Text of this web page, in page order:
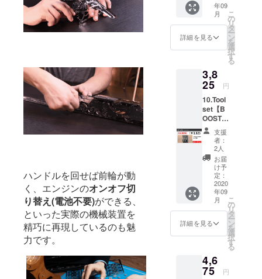
ハンドルを回せば前輪が動
く、エンジンのオンオフ切
り替え(電池不要)ができる、
といった実際の機械装置を
精巧に再現しているのも魅
力です。
そのような
人生を送る
人を増やし
う強い想い
から、この
社名は生ま
れました。
社名のも
と、弊社で
は「モノづ
くりを通じ
てお客様の
豊かな人生
る」をス
に、海外製
品の輸入販
3,600円
(税込)の
15%OF
F 3,060
円(税込)
年09
月
詳細を見る
こ
の
リ
タ
ー
ン
を
選
択
す
る
3,8
25 円
10.Tool
set【B
OOSTE
R割
15%OF
F】 一
般販売
予定価
4,500円
(税込)の
15%OF
F 3,825
円(税込)
支援
者：
2人
お届
け予
定：
2020
年09
月
詳細を見る
こ
の
リ
タ
ー
ン
を
選
択
す
る
4,6
75 円